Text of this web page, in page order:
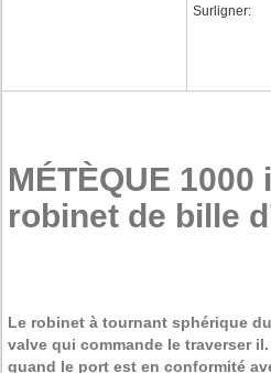
Surligner:
MÉTÈQUE
robinet de bille
Le robinet à tournant sphérique
valve qui commande le traverser
quand le port est en conformité